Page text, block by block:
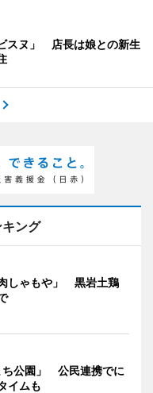
スヌ」 店長は娘との新生
ング
しゃもや」 黒岩土鶏
ち公園」 公民連携でに
イムも